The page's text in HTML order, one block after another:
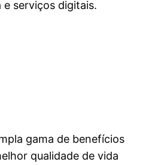
serviços digitais.
gama de benefícios
qualidade de vida